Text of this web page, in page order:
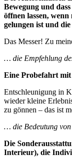
Bewegung und
öffnen lassen,
gelungen ist und
Das Messer! Zu
… die Empfehlung
Eine Probefahrt mit
Entschleunigung in
wieder kleine
zu gönnen – das ist
… die Bedeutung
Die
Interieur), die